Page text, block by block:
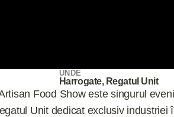
UNDE
Harrogate, Regatul Unit
Food Show este singurul
Unit dedicat exclusiv industriei